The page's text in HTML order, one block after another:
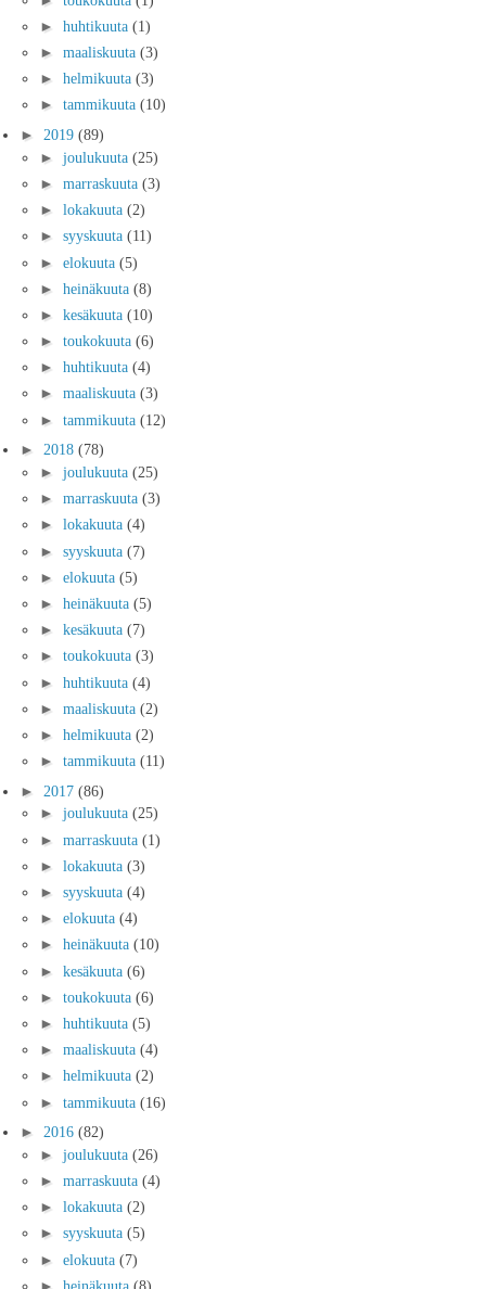
► huhtikuuta (1)
► maaliskuuta (3)
► helmikuuta (3)
► tammikuuta (10)
► 2019 (89)
► joulukuuta (25)
► marraskuuta (3)
► lokakuuta (2)
► syyskuuta (11)
► elokuuta (5)
► heinäkuuta (8)
► kesäkuuta (10)
► toukokuuta (6)
► huhtikuuta (4)
► maaliskuuta (3)
► tammikuuta (12)
► 2018 (78)
► joulukuuta (25)
► marraskuuta (3)
► lokakuuta (4)
► syyskuuta (7)
► elokuuta (5)
► heinäkuuta (5)
► kesäkuuta (7)
► toukokuuta (3)
► huhtikuuta (4)
► maaliskuuta (2)
► helmikuuta (2)
► tammikuuta (11)
► 2017 (86)
► joulukuuta (25)
► marraskuuta (1)
► lokakuuta (3)
► syyskuuta (4)
► elokuuta (4)
► heinäkuuta (10)
► kesäkuuta (6)
► toukokuuta (6)
► huhtikuuta (5)
► maaliskuuta (4)
► helmikuuta (2)
► tammikuuta (16)
► 2016 (82)
► joulukuuta (26)
► marraskuuta (4)
► lokakuuta (2)
► syyskuuta (5)
► elokuuta (7)